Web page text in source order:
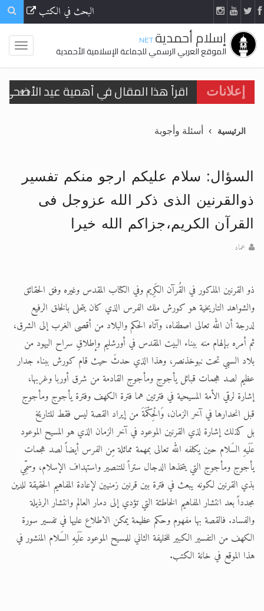
البحث في الكتب
إسلام أحمدية.NET
الموقع العربي الرسمي للجماعة الإسلامية الأحمدية
إعلانات
اقرأ هذا المقال في أهمية عيد
تعميم هامّ لأفراد الجماعة >> المزيد
تعميم هامّ لأفراد الجماعة >> المزيد
الحجّ.. دلالات، حِكم، وأهداف >> المزيد
اقرأ هذا المقال في أهمية عيد
الرئيسية أسئلة وأجوبة
السؤال: سلام علیکم ارجو منکم تفسیر
ذوالقرنین الذی ذکر الله عزوجل فی
القرآن الکریم،جزاکم الله خیرا
عماد
ذو القرنين المذكور في القُرآن الكَرِيم وفي الكتاب المقدس وغيره وفق الحقائق
والشواهد التاريخية هو كورش ملك الفرس الذي كان يتحلى بالخلق الرفيع
لدرجة أن الله تعالى اصطفاه، وآتاه الحكم والبلاد من أقصى الغرب إلى الشرق،
ثم أمره بإلهام منه ببناء البيت المقدس في أورشليم وإطلاقِ سراح اليهود من
بلاد السبي تحت نبوخذنصر، وهذا الذي حدثَ حيث قام كورش ببناء جدار
عظيم لصد هجمات قبائل يأجوج ومأجوج القادمة من شرق أوربا وغربها،
إشارة لرقي الأمة المسيحية في فترتين هما فترة الكهف وفترة يأجوج ومأجوج
قبل انحدارها في آخر الزمان، وَالْحِكْمَةَ من إيراد القصة ليس فقط للتاريخ
بل كذلك إشارة لذي القرنين الموعود في آخر الزمان الذي هو المسيح الموعود
عَلَيهِ السَلام حين يكلفه الله تعالى بمهمة مماثلة مِن الفرس أيضاً لصد هجمات
يأجوج ومأجوج التي يتخذها الدجال ستراً للتنصير واستهداف الإسلام، وسمِّي
بذي القرنين لكونه يبعث في فترة بين قرنين زمنيين لإعادة المفاهيم الحقيقة للدين
مجدداً بعد انتشار المفاهيم الخاطئة التي تؤدي إلى دمار العالم وانتشار الرذيلة
والفساد. فالقصة بها مفهوم وحكم عظيمة يمكن الاطلاع عليها في تفسير سورة
الكهف من التفسير الكبير للخليفة الثاني للمسيح الموعود عَلَيهِ السَلام المنشور في
هذا الموقع في خانة الكتب.